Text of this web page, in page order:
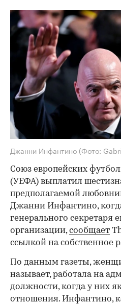
Джанни Инфантино (Фото:
Союз европейских
(УЕФА) выплатил
предполагаемой
Джанни Инфантино,
генерального секретаря
организации,сообщает
ссылкой на собственное
По данным газеты,
называет, работала на
должности, когда у них
отношения. Инфантино,